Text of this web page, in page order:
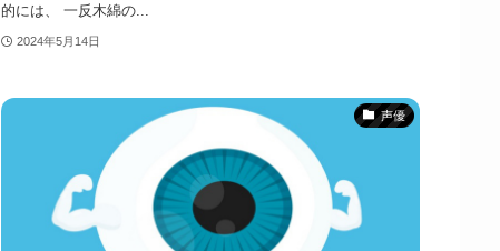
的には、 一反木綿の...
2024年5月14日
声優